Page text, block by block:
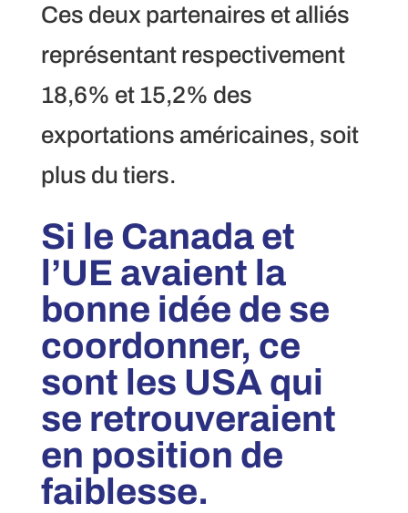
Ces deux partenaires et alliés
représentant respectivement
18,6% et 15,2% des
exportations américaines, soit
plus du tiers.
Si le Canada et
l’UE avaient la
bonne idée de se
coordonner, ce
sont les USA qui
se retrouveraient
en position de
faiblesse.